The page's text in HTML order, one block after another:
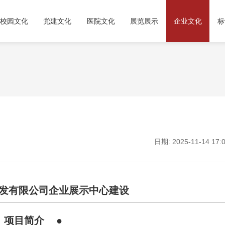
校园文化 党建文化 医院文化 展览展示 企业文化
日期: 2025-11-14
有限公司企业展示中心建设
目简介 ●